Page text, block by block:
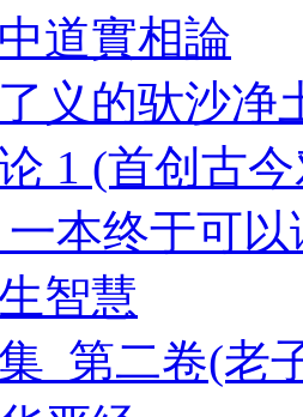
道實相論
义的驮沙净
1 (首创古
一本终于可
智慧
_第二卷(老